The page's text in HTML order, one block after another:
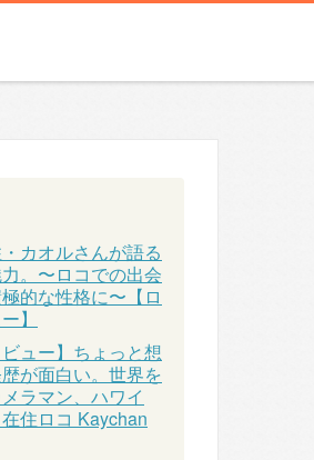
カオルさんが語る
。〜ロコでの出会
的な性格に〜【ロ
】
ビュー】ちょっと想
が面白い。世界を
ラマン、ハワイ
在住ロコ Kaychan